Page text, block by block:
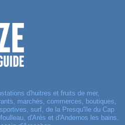
d'huitres et fruits de mer,
marchés, commerces, boutiques,
surf, de la Presqu'île du Cap
d'Arès et d'Andernos les bains.